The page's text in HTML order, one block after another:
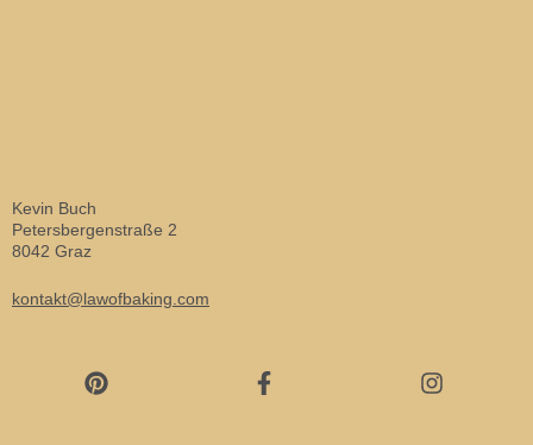
Kevin Buch
Petersbergenstraße 2
8042 Graz
kontakt@lawofbaking.com